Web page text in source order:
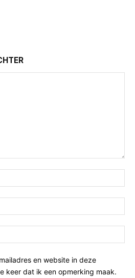
en website in deze
keer dat ik een opmerking maak.